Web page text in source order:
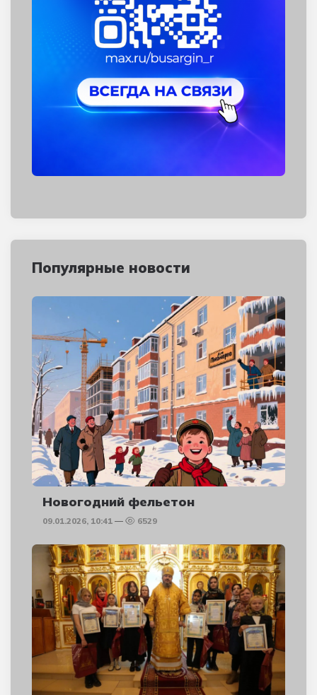
Популярные новости
Новогодний фельетон
09.01.2026, 10:41 6529